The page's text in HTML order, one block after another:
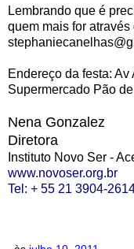
Lembrando que é
quem mais for através
Endereço da festa:
Supermercado Pão
Nena Gonzalez
Diretora
Instituto Novo Ser -
www.novoser.org.br
Tel: + 55 21 3904-